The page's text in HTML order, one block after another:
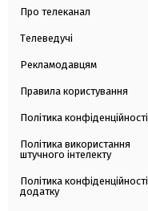
Про телеканал
Телеведучі
Рекламодавцям
Правила користування
Політика конфіденційності
Політика використання
штучного інтелекту
Політика конфіденційності
додатку